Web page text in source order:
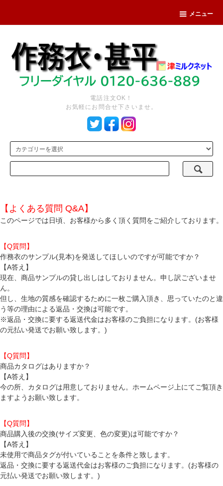
メニュー
電話注文OK！
お気軽にお問合せ下さいませ。
【よくある質問 Q&A】
このページでは日頃、お客様から多く頂く質問をご紹介しております。
【Q質問】
作務衣のサンプル(見本)を発送してほしいのですが可能ですか？
【A答え】
現在、商品サンプルの貸し出しはしておりません。申し訳ございませ
ん。
但し、生地の質感を確認するために一枚ご購入頂き、思っていたのと違
う等の理由による返品・交換は可能です。
※返品・交換に要する返送代金はお客様のご負担になります。(お客様
の元払い発送でお願い致します。)
【Q質問】
商品カタログはありますか？
【A答え】
今の所、カタログは用意しておりません。ホームページ上にてご覧頂き
ますようお願い致します。
【Q質問】
商品購入後の交換(サイズ変更、色の変更)は可能ですか？
【A答え】
未使用で商品タグが付いていることを条件と致します。
返品・交換に要する返送代金はお客様のご負担になります。(お客様の
元払い発送でお願い致します。)